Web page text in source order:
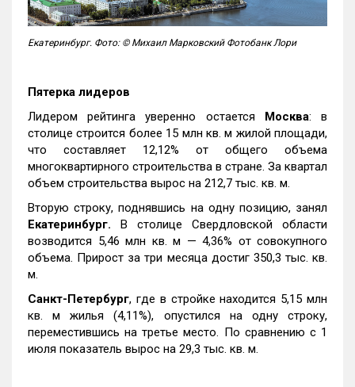
Екатеринбург. Фото: © Михаил Марковский Фотобанк Лори
Пятерка лидеров
Лидером рейтинга уверенно остается Москва: в
столице строится более 15 млн кв. м жилой площади,
что составляет 12,12% от общего объема
многоквартирного строительства в стране. За квартал
объем строительства вырос на 212,7 тыс. кв. м.
Вторую строку, поднявшись на одну позицию, занял
Екатеринбург. В столице Свердловской области
возводится 5,46 млн кв. м — 4,36% от совокупного
объема. Прирост за три месяца достиг 350,3 тыс. кв.
м.
Санкт-Петербург, где в стройке находится 5,15 млн
кв. м жилья (4,11%), опустился на одну строку,
переместившись на третье место. По сравнению с 1
июля показатель вырос на 29,3 тыс. кв. м.